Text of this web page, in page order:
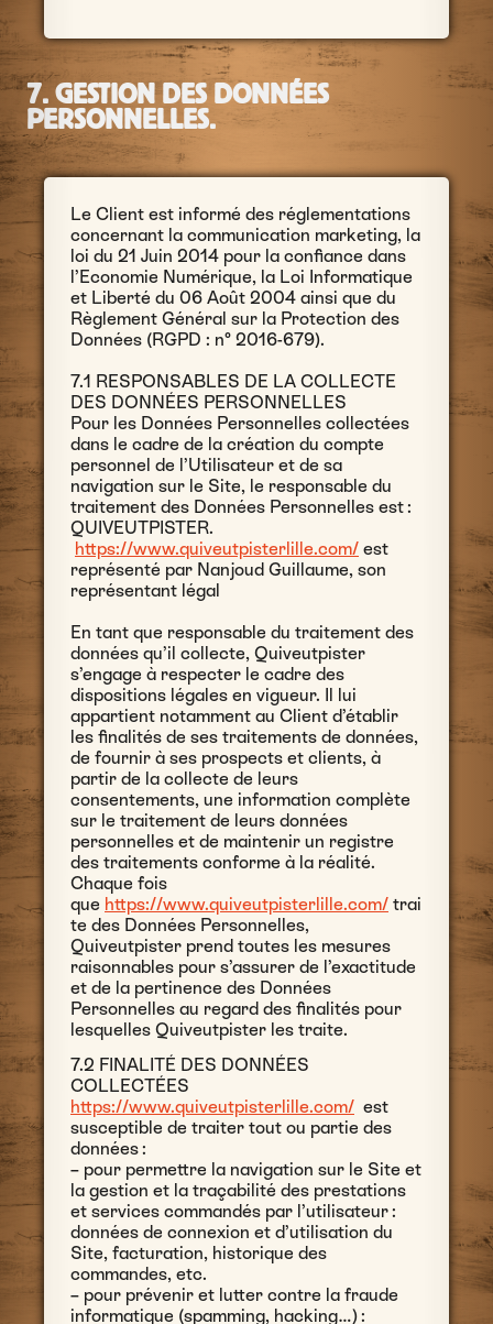
7. GESTION DES DONNÉES
PERSONNELLES.
Le Client est informé des réglementations
concernant la communication marketing, la
loi du 21 Juin 2014 pour la confiance dans
l’Economie Numérique, la Loi Informatique
et Liberté du 06 Août 2004 ainsi que du
Règlement Général sur la Protection des
Données (RGPD : n° 2016-679).
7.1 RESPONSABLES DE LA COLLECTE
DES DONNÉES PERSONNELLES
Pour les Données Personnelles collectées
dans le cadre de la création du compte
personnel de l’Utilisateur et de sa
navigation sur le Site, le responsable du
traitement des Données Personnelles est :
QUIVEUTPISTER.
https://www.quiveutpisterlille.com/ est
représenté par Nanjoud Guillaume, son
représentant légal
En tant que responsable du traitement des
données qu’il collecte, Quiveutpister
s’engage à respecter le cadre des
dispositions légales en vigueur. Il lui
appartient notamment au Client d’établir
les finalités de ses traitements de données,
de fournir à ses prospects et clients, à
partir de la collecte de leurs
consentements, une information complète
sur le traitement de leurs données
personnelles et de maintenir un registre
des traitements conforme à la réalité.
Chaque fois
que https://www.quiveutpisterlille.com/ trai
te des Données Personnelles,
Quiveutpister prend toutes les mesures
raisonnables pour s’assurer de l’exactitude
et de la pertinence des Données
Personnelles au regard des finalités pour
lesquelles Quiveutpister les traite.
7.2 FINALITÉ DES DONNÉES
COLLECTÉES
https://www.quiveutpisterlille.com/ est
susceptible de traiter tout ou partie des
données :
– pour permettre la navigation sur le Site et
la gestion et la traçabilité des prestations
et services commandés par l’utilisateur :
données de connexion et d’utilisation du
Site, facturation, historique des
commandes, etc.
– pour prévenir et lutter contre la fraude
informatique (spamming, hacking…) :